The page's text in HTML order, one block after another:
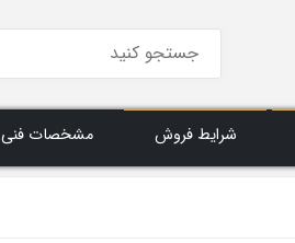
شرایط فروش مشخصات فنی